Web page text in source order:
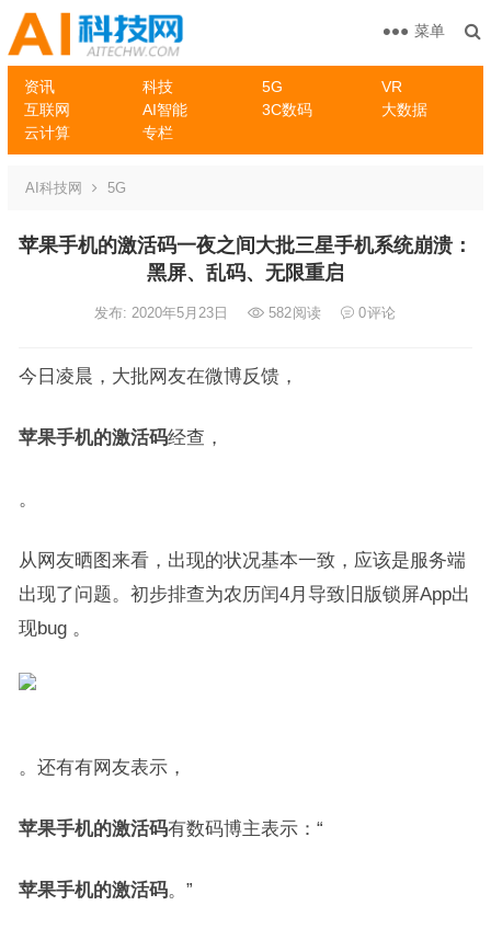
资讯 科技 5G
VR
互联网
AI智能 3C数码
大数据
云计算
专栏
菜单
AI科技网 5G
苹果手机的激活码一夜之间大批三星手机系统崩溃：
黑屏、乱码、无限重启
发布: 2020年5月23日 582阅读 0评论
今日凌晨，大批网友在微博反馈，
苹果手机的激活码经查，
。
从网友晒图来看，出现的状况基本一致，应该是服务端
出现了问题。初步排查为农历闰4月导致旧版锁屏App出
现bug 。
。还有有网友表示，
苹果手机的激活码有数码博主表示：“
苹果手机的激活码。”